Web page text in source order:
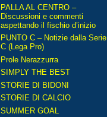
PALLA AL CENTRO –
Discussioni e commenti
aspettando il fischio d’inizio
PUNTO C – Notizie dalla Serie
C (Lega Pro)
Prole Nerazzurra
SIMPLY THE BEST
STORIE DI BIDONI
STORIE DI CALCIO
SUMMER GOAL